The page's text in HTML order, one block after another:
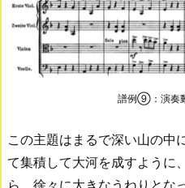
譜例⑨：演奏
この主題はまるで深い山の中
て集積して大河を成すように
ら、徐々に大きなうねりとな